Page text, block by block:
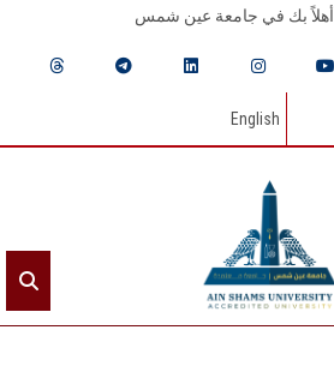
أهلاً بك في جامعة عين شمس
English